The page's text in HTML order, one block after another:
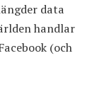
data
handlar
(och